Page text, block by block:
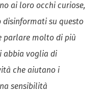
ai loro occhi curiose,
disinformati su questo
parlare molto di più
abbia voglia di
che aiutano i
sensibilità